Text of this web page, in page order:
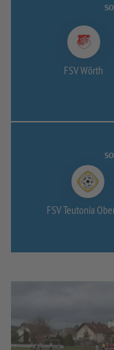
FSV Wörth
FSV Teutonia